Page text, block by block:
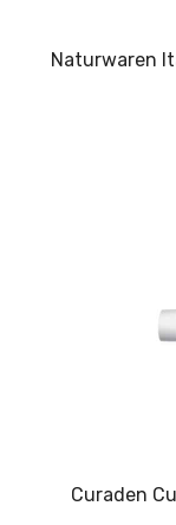
Naturwaren
Curaden